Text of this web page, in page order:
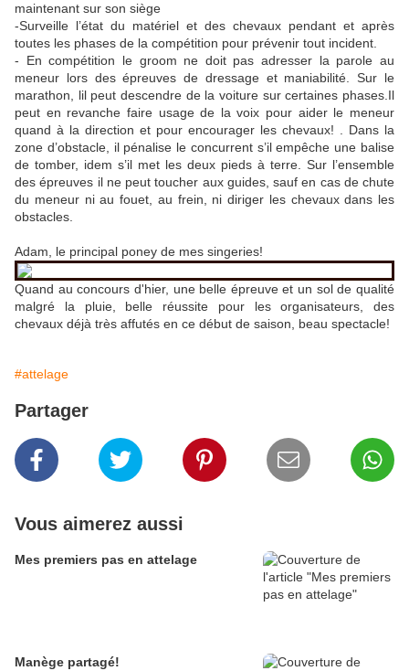
maintenant sur son siège
-Surveille l’état du matériel et des chevaux pendant et après
toutes les phases de la compétition pour prévenir tout incident.
- En compétition le groom ne doit pas adresser la parole au
meneur lors des épreuves de dressage et maniabilité. Sur le
marathon, lil peut descendre de la voiture sur certaines phases.Il
peut en revanche faire usage de la voix pour aider le meneur
quand à la direction et pour encourager les chevaux! . Dans la
zone d’obstacle, il pénalise le concurrent s’il empêche une balise
de tomber, idem s’il met les deux pieds à terre. Sur l’ensemble
des épreuves il ne peut toucher aux guides, sauf en cas de chute
du meneur ni au fouet, au frein, ni diriger les chevaux dans les
obstacles.
Adam, le principal poney de mes singeries!
Quand au concours d'hier, une belle épreuve et un sol de qualité
malgré la pluie, belle réussite pour les organisateurs, des
chevaux déjà très affutés en ce début de saison, beau spectacle!
#attelage
Partager
Vous aimerez aussi
Mes premiers pas en attelage
Manège partagé!